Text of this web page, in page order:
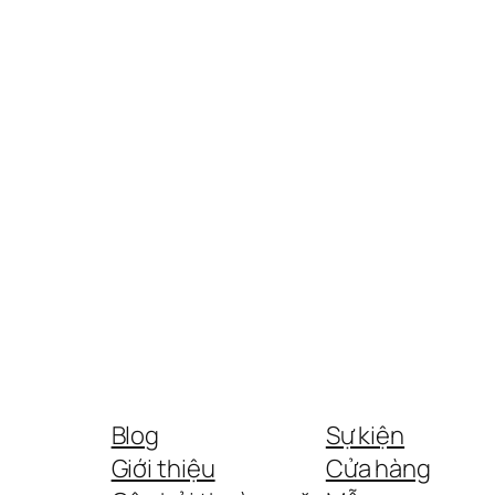
Blog
Giới thiệu
Sự kiện
Cửa hàng